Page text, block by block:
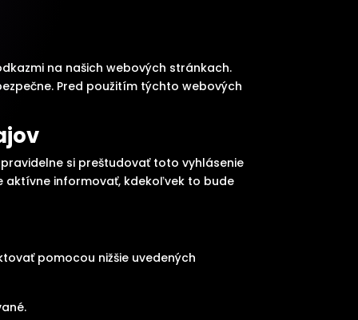
na našich webových stránkach.
Pred použitím týchto webových
si preštudovať toto vyhlásenie
aktívne informovať, kdekoľvek to bude
pomocou nižšie uvedených